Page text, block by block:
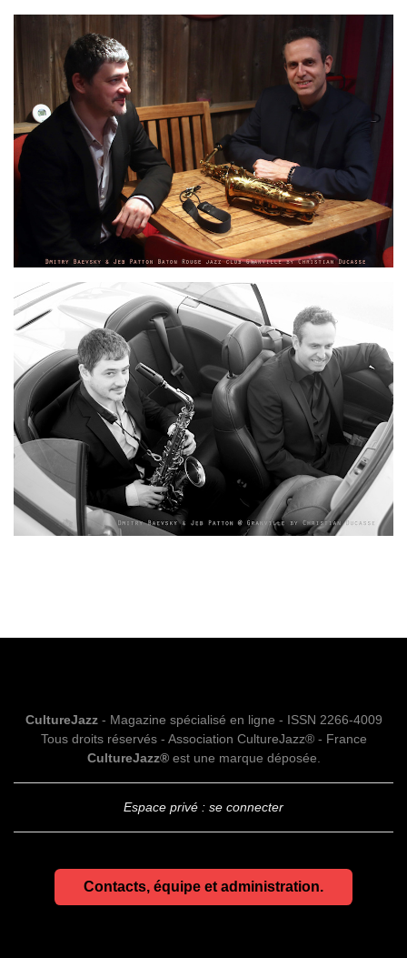
CultureJazz- Magazine spécialisé en ligne - ISSN 2266-4009
Tous droits réservés - Association CultureJazz® - France
CultureJazz®est une marque déposée.
Espace privé : se connecter
Contacts, équipe et administration.